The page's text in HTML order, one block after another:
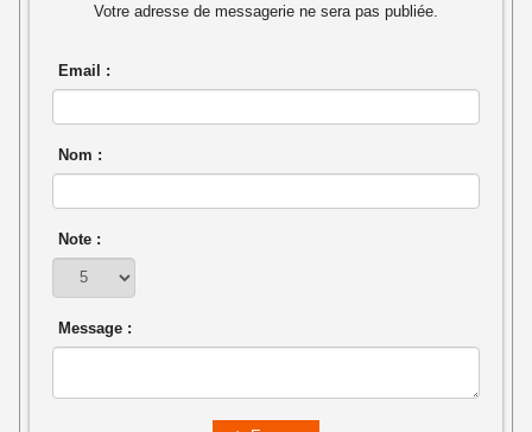
Votre adresse de messagerie ne sera pas publiée.
Email :
Nom :
Note :
Message :